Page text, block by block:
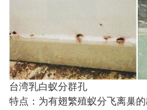
台湾乳白蚁分群孔
特点：为有翅繁殖蚁分飞离巢